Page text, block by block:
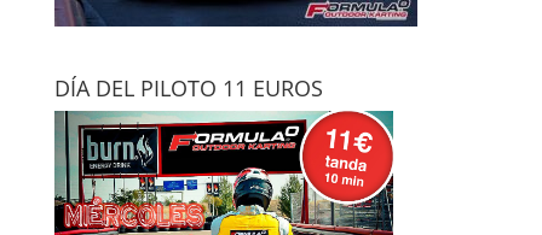
DÍA DEL PILOTO 11 EUROS